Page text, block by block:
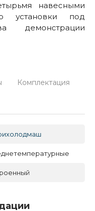
навесными
установки под
демонстрации
Комплектация